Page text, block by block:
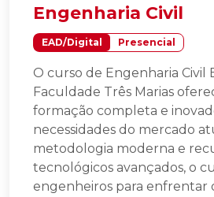
Engenharia Civil
EAD/Digital Presencial
O curso de Engenharia Civil
Faculdade Três Marias
formação completa e
necessidades do mercado
metodologia moderna e
tecnológicos avançados, o
engenheiros para enfrentar